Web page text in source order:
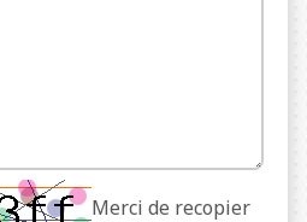
Merci de recopier